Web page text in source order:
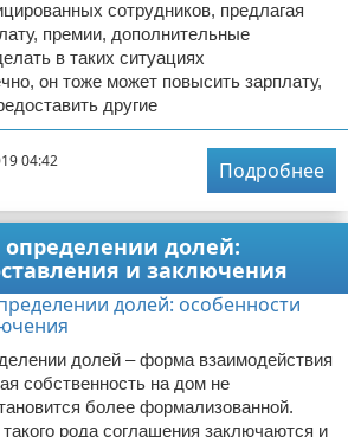
сотрудников, предлагая
премии, дополнительные
в таких ситуациях
он тоже может повысить зарплату,
другие
04:42
Подробнее
долей:
и заключения
долей – форма взаимодействия
собственность на дом не
более формализованной.
рода соглашения заключаются и